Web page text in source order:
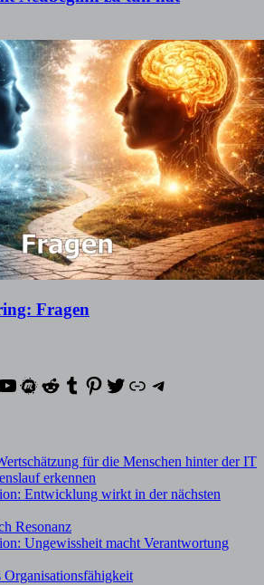
Fragen
Meetup
Reddit
Tumblr
Pinterest
Twitter
XINGTelegram
für die Menschen hinter der IT
erkennen
Entwicklung wirkt in der nächsten
Resonanz
Ungewissheit macht Verantwortung
Organisationsfähigkeit